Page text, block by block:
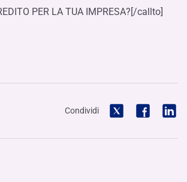
PER LA TUA IMPRESA?[/callto]
Condividi